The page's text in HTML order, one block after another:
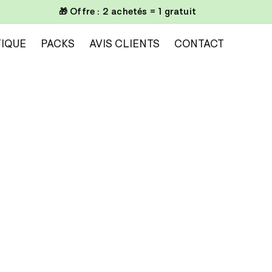
🎁 Offre : 2 achetés = 1 gratuit
PACKS AVIS CLIENTS CONTACT